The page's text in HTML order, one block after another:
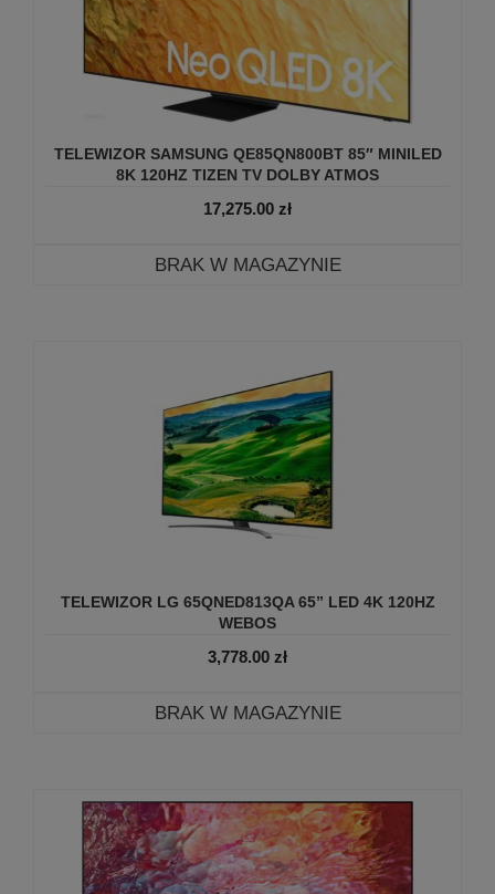
TELEWIZOR SAMSUNG QE85QN800BT 85″ MINILED
8K 120HZ TIZEN TV DOLBY ATMOS
17,275.00 zł
BRAK W MAGAZYNIE
TELEWIZOR LG 65QNED813QA 65” LED 4K 120HZ
WEBOS
3,778.00 zł
BRAK W MAGAZYNIE